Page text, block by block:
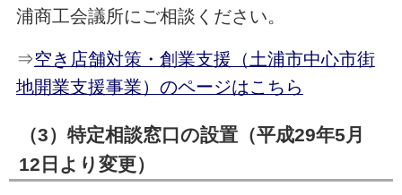
浦商工会議所にご相談ください。
⇒空き店舗対策・創業支援（土浦市中心市街
地開業支援事業）のページはこちら
（3）特定相談窓口の設置（平成29年5月
12日より変更）